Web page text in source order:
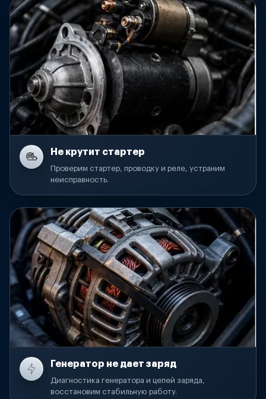
Не крутит стартер
Проверим стартер, проводку и реле, устраним
неисправность.
Генератор не дает заряд
Диагностика генератора и цепей заряда,
восстановим стабильную работу.